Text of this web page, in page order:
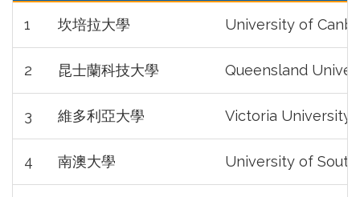
1 坎培拉大學 University of
2 昆士蘭科技大學 Queensland
3 維多利亞大學 Victoria University
4 南澳大學 University of